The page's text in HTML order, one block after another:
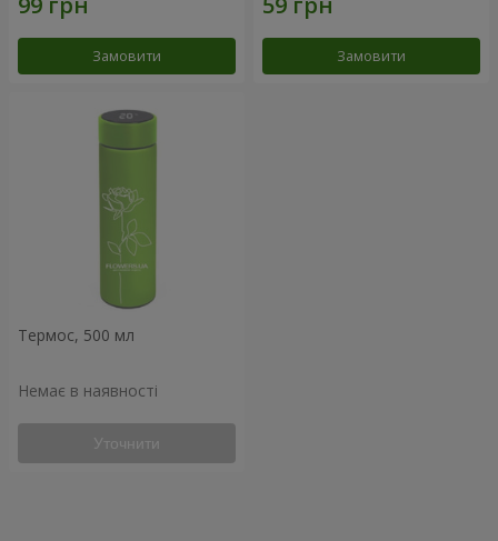
Замовити Замовити
Термос, 500 мл
Немає в наявності
Уточнити